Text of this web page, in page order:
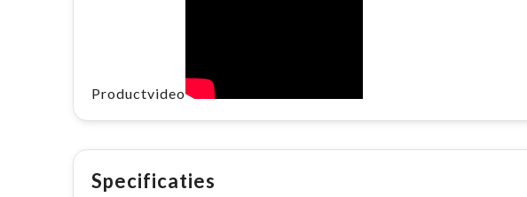
Productvideo
Specificaties